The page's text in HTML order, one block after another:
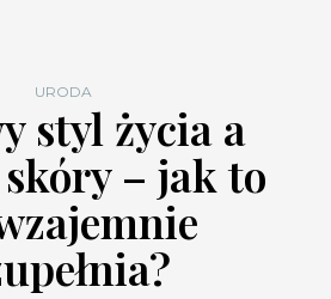
URODA
styl życia a
– jak to